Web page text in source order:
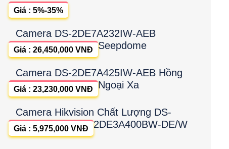
Giá : 5%-35%
Camera DS-2DE7A232IW-AEB
Seepdome
Giá : 26,450,000 VNĐ
Camera DS-2DE7A425IW-AEB Hồng
Ngoại Xa
Giá : 23,230,000 VNĐ
Camera Hikvision Chất Lượng DS-
2DE3A400BW-DE/W
Giá : 5,975,000 VNĐ